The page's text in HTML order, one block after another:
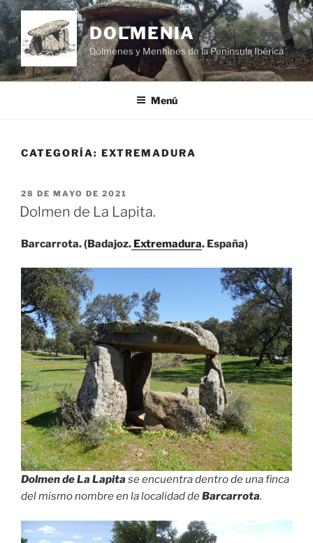
Saltar
al
contenido
DOLMENIA
Dólmenes y Menhines de la Península Ibérica
Menú
CATEGORÍA: EXTREMADURA
PUBLICADO
EL
28 DE MAYO DE 2021
Dolmen de La Lapita.
Barcarrota. (Badajoz. Extremadura. España)
Dolmen de La Lapita se encuentra dentro de una finca
del mismo nombre en la localidad deBarcarrota.